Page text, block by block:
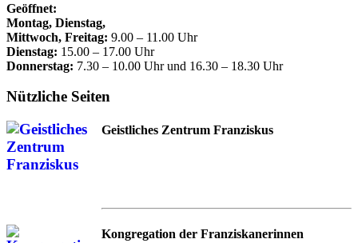
Geöffnet:
Montag, Dienstag,
Mittwoch, Freitag: 9.00 – 11.00 Uhr
Dienstag: 15.00 – 17.00 Uhr
Donnerstag: 7.30 – 10.00 Uhr und 16.30 – 18.30 Uhr
Nützliche Seiten
Geistliches Zentrum Franziskus
Kongregation der Franziskanerinnen